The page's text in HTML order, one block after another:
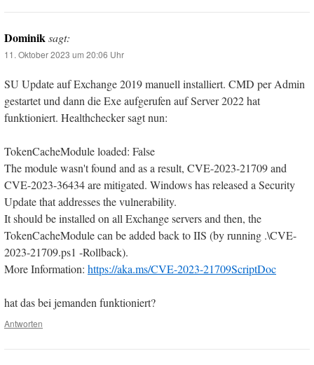
Dominiksagt:
11. Oktober 2023 um 20:06 Uhr
SU Update auf Exchange 2019 manuell installiert. CMD per Admin
gestartet und dann die Exe aufgerufen auf Server 2022 hat
funktioniert. Healthchecker sagt nun:
TokenCacheModule loaded: False
The module wasn't found and as a result, CVE-2023-21709 and
CVE-2023-36434 are mitigated. Windows has released a Security
Update that addresses the vulnerability.
It should be installed on all Exchange servers and then, the
TokenCacheModule can be added back to IIS (by running .\CVE-
2023-21709.ps1 -Rollback).
More Information: https://aka.ms/CVE-2023-21709ScriptDoc
hat das bei jemanden funktioniert?
Antworten